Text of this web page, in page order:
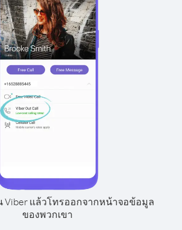
Viber แล้วโทรออกจากหน้าจอข้อมูล
ของพวกเขา